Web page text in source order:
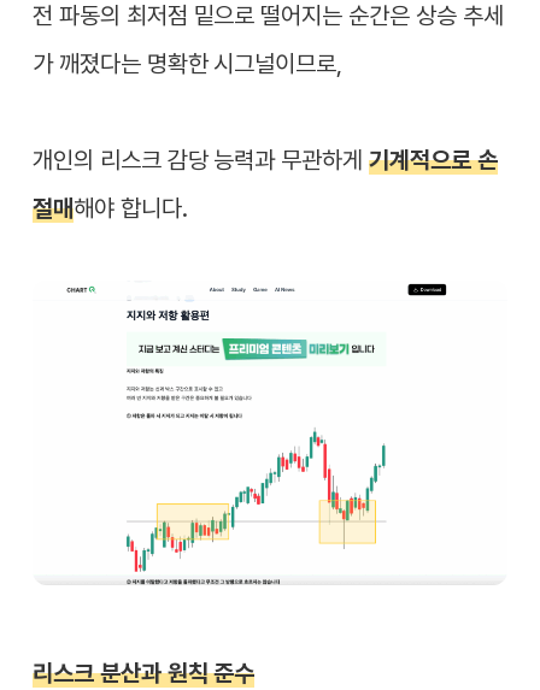
전 파동의 최저점 밑으로 떨어지는 순간은 상승 추세
가 깨졌다는 명확한 시그널이므로,
개인의 리스크 감당 능력과 무관하게기계적으로 손
절매해야 합니다.
리스크 분산과 원칙 준수